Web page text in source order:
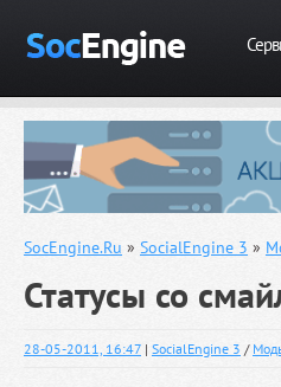
SocEngine.Ru » SocialEngine 3 »
Статусы со
28-05-2011, 16:47 | SocialEngine 3 /